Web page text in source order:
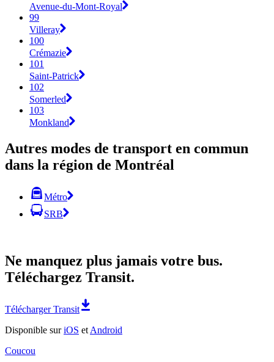
Avenue-du-Mont-Royal
99
Villeray
100
Crémazie
101
Saint-Patrick
102
Somerled
103
Monkland
Autres modes de transport en commun
dans la région de Montréal
Métro
SRB
Ne manquez plus jamais votre bus.
Téléchargez Transit.
Télécharger Transit
Disponible suriOS et Android
Coucou